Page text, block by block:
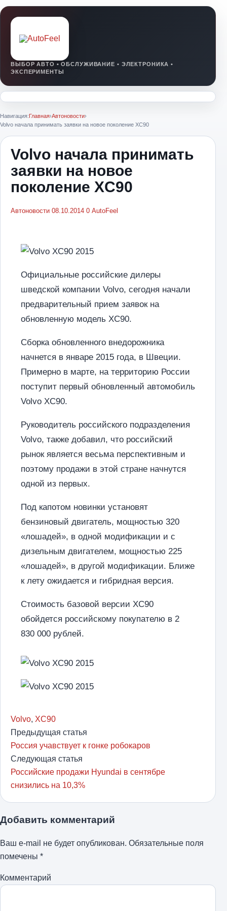
Навигация:Главная›Автоновости›
Volvo начала принимать заявки на новое поколение XC90
Volvo начала принимать
заявки на новое
поколение XC90
Автоновости 08.10.2014 0 AutoFeel
Официальные российские дилеры
шведской компании Volvo, сегодня начали
предварительный прием заявок на
обновленную модель XC90.
Сборка обновленного внедорожника
начнется в январе 2015 года, в Швеции.
Примерно в марте, на территорию России
поступит первый обновленный автомобиль
Volvo XC90.
Руководитель российского подразделения
Volvo, также добавил, что российский
рынок является весьма перспективным и
поэтому продажи в этой стране начнутся
одной из первых.
Под капотом новинки установят
бензиновый двигатель, мощностью 320
«лошадей», в одной модификации и с
дизельным двигателем, мощностью 225
«лошадей», в другой модификации. Ближе
к лету ожидается и гибридная версия.
Стоимость базовой версии XC90
обойдется российскому покупателю в 2
830 000 рублей.
Volvo, XC90
Предыдущая статья
Россия учавствует к гонке робокаров
Следующая статья
Российские продажи Hyundai в сентябре
снизились на 10,3%
Добавить комментарий
Ваш e-mail не будет опубликован. Обязательные поля
помечены *
Комментарий